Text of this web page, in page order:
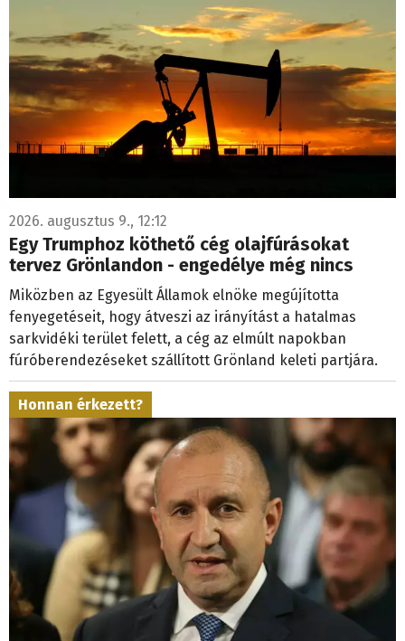
2026. augusztus 9., 12:12
Egy Trumphoz köthető cég olajfúrásokat
tervez Grönlandon - engedélye még nincs
Miközben az Egyesült Államok elnöke megújította
fenyegetéseit, hogy átveszi az irányítást a hatalmas
sarkvidéki terület felett, a cég az elmúlt napokban
fúróberendezéseket szállított Grönland keleti partjára.
Honnan érkezett?